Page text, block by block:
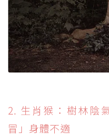
2. 生肖猴：樹林陰
冒」身體不適